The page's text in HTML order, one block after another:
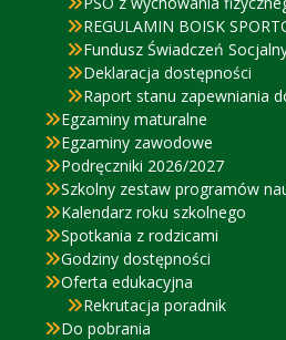
REGULAMIN BOISK
Fundusz Świadczeń
Deklaracja dostępności
Raport stanu zapewniania
Egzaminy maturalne
Egzaminy zawodowe
Podręczniki 2026/2027
Szkolny zestaw programów
Kalendarz roku szkolnego
Spotkania z rodzicami
Godziny dostępności
Oferta edukacyjna
Rekrutacja poradnik
Do pobrania